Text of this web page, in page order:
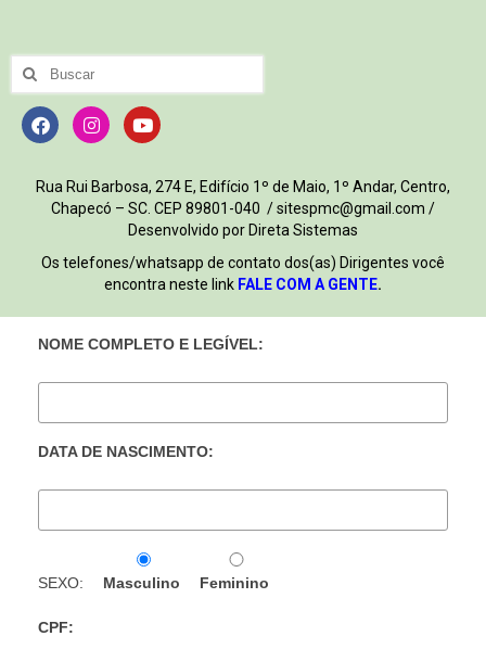
Rua Rui Barbosa, 274 E, Edifício 1º de Maio, 1º Andar, Centro,
Chapecó – SC. CEP 89801-040 / sitespmc@gmail.com /
Desenvolvido por Direta Sistemas
Os telefones/whatsapp de contato dos(as) Dirigentes você
encontra neste link FALE COM A GENTE.
NOME COMPLETO E LEGÍVEL:
DATA DE NASCIMENTO:
SEXO: Masculino Feminino
CPF: